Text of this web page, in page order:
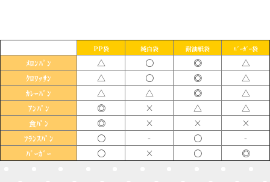
PP袋 純白袋 耐油紙袋 ﾊﾞｰｶﾞｰ袋
ﾒﾛﾝﾊﾟﾝ △ 〇 ◎ △
ｸﾛﾜｯｻﾝ △ 〇 ◎ △
ｶﾚｰﾊﾟﾝ △ △ ◎ △
ｱﾝﾊﾟﾝ ◎ × △ △
食ﾊﾟﾝ ◎ × × ×
ﾌﾗﾝｽﾊﾟﾝ 〇 - 〇 -
ﾊﾞｰｶﾞｰ 〇 × 〇 ◎